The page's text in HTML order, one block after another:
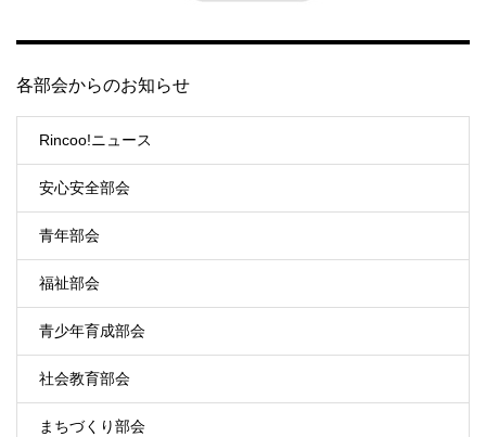
各部会からのお知らせ
Rincoo!ニュース
安心安全部会
青年部会
福祉部会
青少年育成部会
社会教育部会
まちづくり部会